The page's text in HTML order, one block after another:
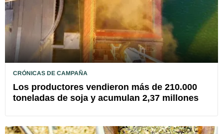
CRÓNICAS DE CAMPAÑA
Los productores vendieron más de 210.000
toneladas de soja y acumulan 2,37 millones